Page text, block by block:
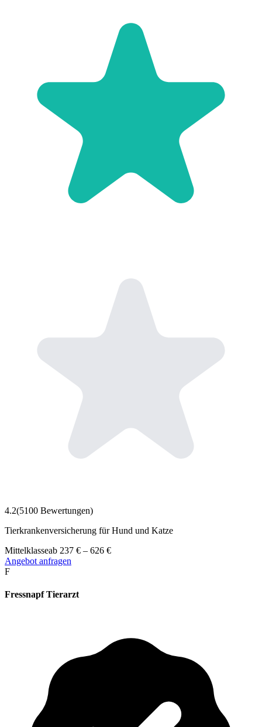
4.2(5100 Bewertungen)
Tierkrankenversicherung für Hund und Katze
Mittelklasseab 237 € – 626 €
Angebot anfragen
F
Fressnapf Tierarzt